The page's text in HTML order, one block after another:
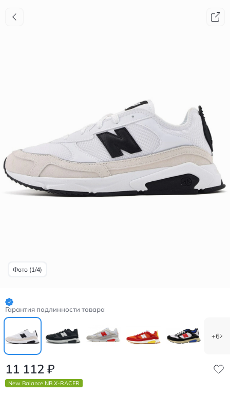
Фото (1/4)
Гарантия подлинности товара
+6
11 112 ₽
New Balance NB X-RACER